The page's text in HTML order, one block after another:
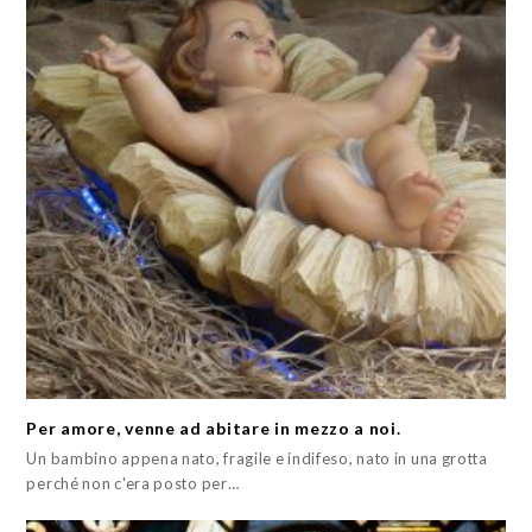
Per amore, venne ad abitare in mezzo a noi.
Un bambino appena nato, fragile e indifeso, nato in una grotta
perché non c'era posto per…